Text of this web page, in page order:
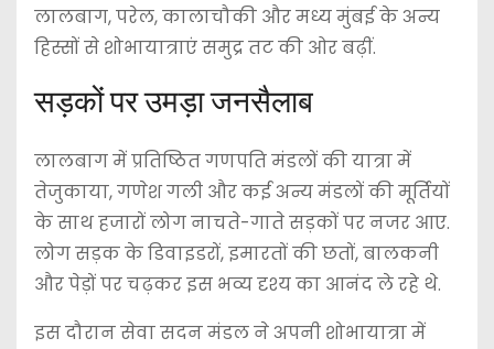
लालबाग, परेल, कालाचौकी और मध्य मुंबई के अन्य
हिस्सों से शोभायात्राएं समुद्र तट की ओर बढ़ीं.
सड़कों पर उमड़ा जनसैलाब
लालबाग में प्रतिष्ठित गणपति मंडलों की यात्रा में
तेजुकाया, गणेश गली और कई अन्य मंडलों की मूर्तियों
के साथ हजारों लोग नाचते-गाते सड़कों पर नजर आए.
लोग सड़क के डिवाइडरों, इमारतों की छतों, बालकनी
और पेड़ों पर चढ़कर इस भव्य दृश्य का आनंद ले रहे थे.
इस दौरान सेवा सदन मंडल ने अपनी शोभायात्रा में